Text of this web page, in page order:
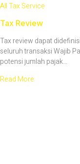
All Tax Service
Tax Review
Tax review dapat
seluruh transaksi Wajib
potensi jumlah pajak…
Read More